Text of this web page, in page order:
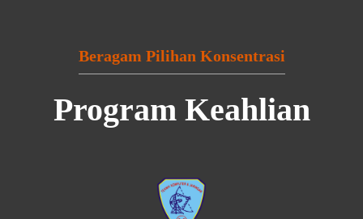
Beragam Pilihan Konsentrasi
Program Keahlian